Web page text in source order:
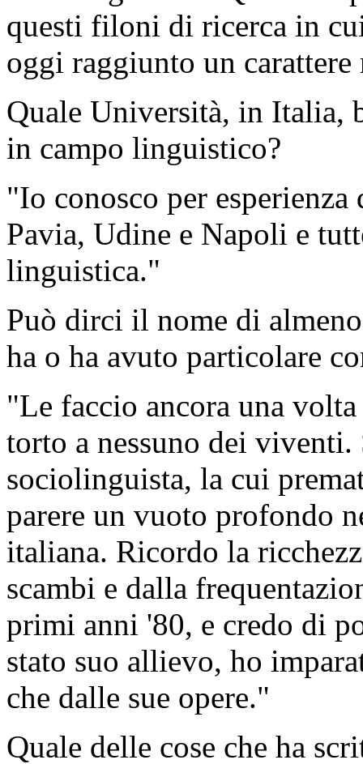
questi filoni di ricerca in
oggi raggiunto un
Quale Università, in Italia,
in campo linguistico?
"Io conosco per
Pavia, Udine e Napoli e
linguistica."
Può dirci il nome di
ha o ha avuto particolare
"Le faccio ancora una
torto a nessuno dei
sociolinguista, la cui
parere un vuoto profondo
italiana. Ricordo la
scambi e dalla
primi anni '80, e credo di
stato suo allievo, ho
che dalle sue opere."
Quale delle cose che ha